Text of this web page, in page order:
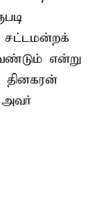
சட்டமன்றக்
என்று
தினகரன்
அவர்